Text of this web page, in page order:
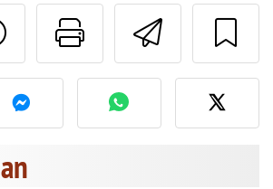
Kirim
Cetak
Mengajukan
foto Anda dari